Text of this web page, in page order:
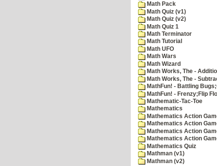
Math Pack
Math Quiz (v1)
Math Quiz (v2)
Math Quiz 1
Math Terminator
Math Tutorial
Math UFO
Math Wars
Math Wizard
Math Works, The -
Math Works, The -
MathFun! - Battling
MathFun! - Frenzy;Flip
Mathematic-Tac-Toe
Mathematics
Mathematics Action
Mathematics Action
Mathematics Action
Mathematics Action
Mathematics Quiz
Mathman (v1)
Mathman (v2)